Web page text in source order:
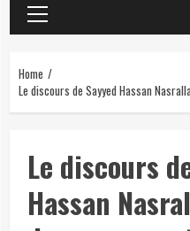
Primary
Menu
Home
Le discours de Sayyed Hassan
Le discours
Hassan